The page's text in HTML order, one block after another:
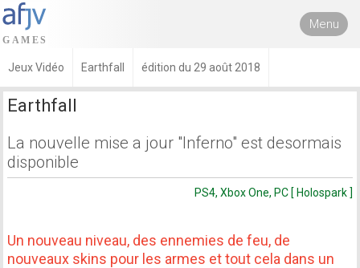
Menu
Jeux Vidéo Earthfall édition du 29 août 2018
Earthfall
La nouvelle mise a jour "Inferno" est desormais
disponible
PS4, Xbox One, PC [ Holospark ]
Un nouveau niveau, des ennemies de feu, de
nouveaux skins pour les armes et tout cela dans un